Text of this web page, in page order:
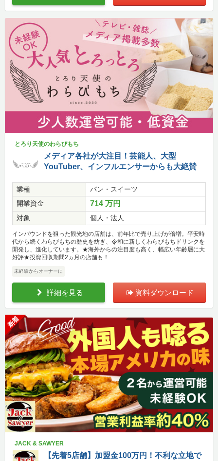
とろり天使のわらびもち
メディア各社が大注目！芸能人、大型
YouTuber、インフルエンサーからも大絶賛
業種
パン・スイーツ
開業資金
714 万円
対象 個人・法人
インバウンドを狙った観光地の店舗は、前年比で売り上げが倍増。平安時
代から続くわらびもちの歴史を紡ぎ、令和に新しくわらびもちドリンクを
開発し、進化しています。★海外からの注目度も高く、幅広い年齢層に大
好評★投資回収期間2ヵ月の店舗も！
未経験からオーナーに
詳細を見る 資料ダウンロード
新着
JACK & SAWYER
【先着5店舗】加盟金100万円！不利な立地で